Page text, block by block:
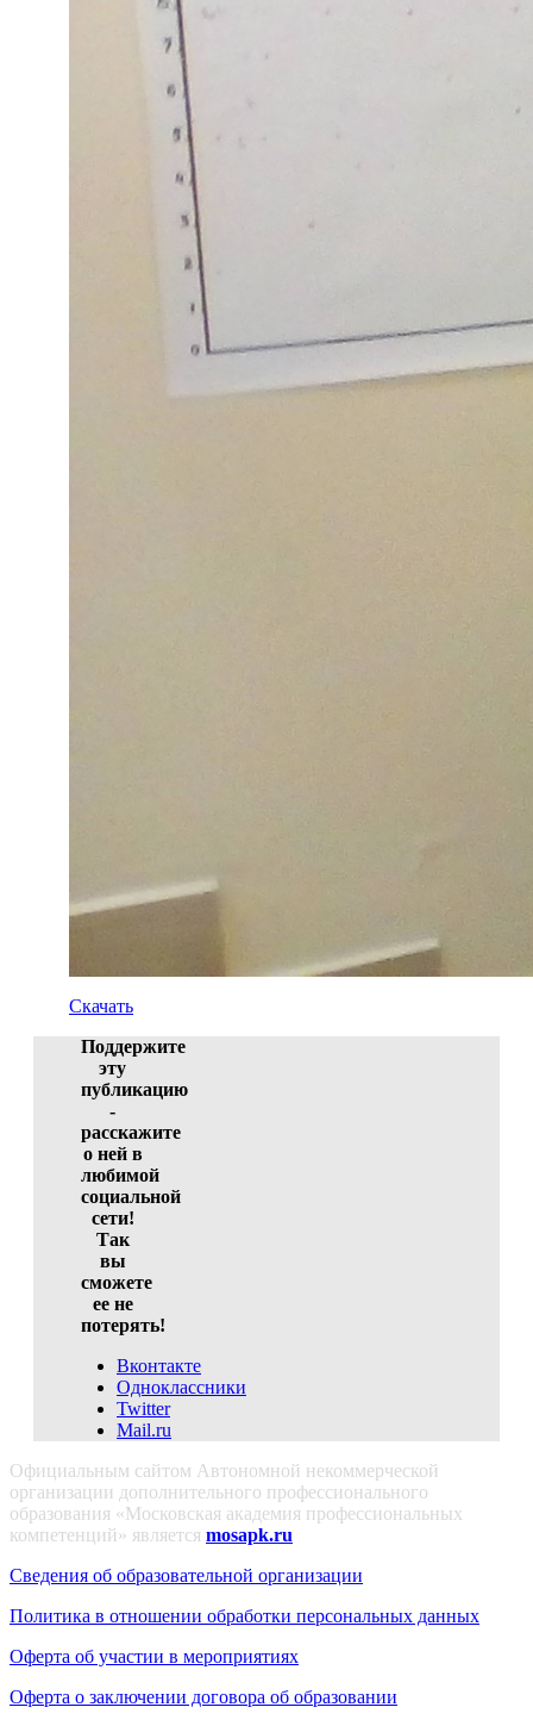
Скачать
Поддержите
эту
публикацию
-
расскажите
о ней в
любимой
социальной
сети!
Так
вы
сможете
ее не
потерять!
Вконтакте
Одноклассники
Twitter
Mail.ru
Официальным сайтом Автономной некоммерческой
организации дополнительного профессионального
образования «Московская академия профессиональных
компетенций» является mosapk.ru
Сведения об образовательной организации
Политика в отношении обработки персональных данных
Оферта об участии в мероприятиях
Оферта о заключении договора об образовании